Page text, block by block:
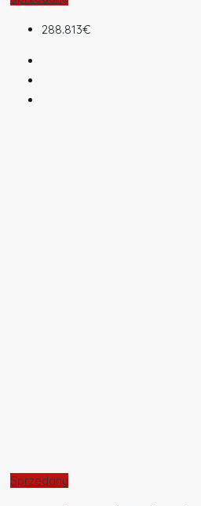
288.813€
Sprzedany